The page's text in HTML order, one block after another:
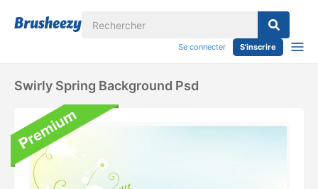
Se connecter S'inscrire
Swirly Spring Background Psd